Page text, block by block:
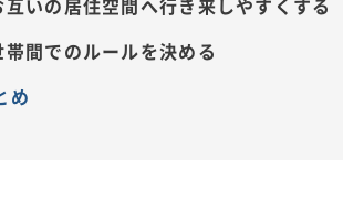
互いの居住空間へ行き来しやすくする
帯間でのルールを決める
め